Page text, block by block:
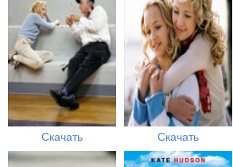
Скачать Скачать